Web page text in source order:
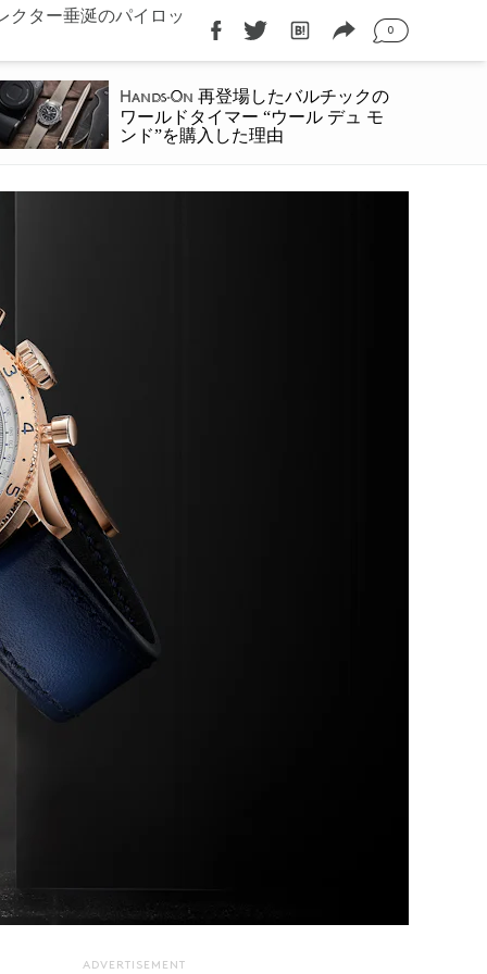
クター垂涎のパイロッ
0
Hands-On 再登場したバルチックの
ワールドタイマー “ウール デュ モ
ンド”を購入した理由
ADVERTISEMENT